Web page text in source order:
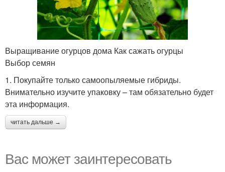
Выращивание огурцов дома Как сажать огурцы
Выбор семян
1. Покупайте только самоопыляемые гибриды.
Внимательно изучите упаковку – там обязательно будет
эта информация.
читать дальше →
Вас может заинтересовать